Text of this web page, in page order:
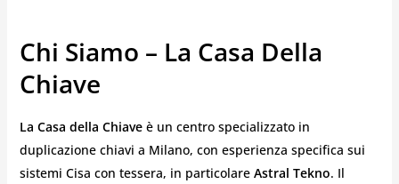
Chi Siamo – La Casa Della
Chiave
La Casa della Chiaveè un centro specializzato in
duplicazione chiavi a Milano, con esperienza specifica sui
sistemi Cisa con tessera, in particolare Astral Tekno. Il